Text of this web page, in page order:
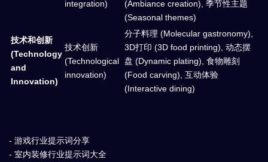
integration)
(Ambiance creation), 季节性主题
(Seasonal themes)
技术和创新
(Technology
and
Innovation)
技术创新
(Technological
innovation)
分子料理 (Molecular gastronomy),
3D打印 (3D food printing), 动态摆
盘 (Dynamic plating), 食物雕刻
(Food carving), 互动体验
(Interactive dining)
- 游戏行业提示词分享
- 室内装修行业提示词大全